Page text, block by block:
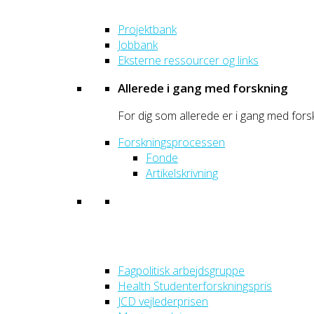
Projektbank
Jobbank
Eksterne ressourcer og links
Allerede i gang med forskning
For dig som allerede er i gang med
Forskningsprocessen
Fonde
Artikelskrivning
Fagpolitisk arbejdsgruppe
Health Studenterforskningspris
JCD vejlederprisen